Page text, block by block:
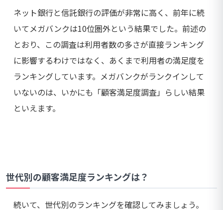
ネット銀行と信託銀行の評価が非常に高く、前年に続
いてメガバンクは10位圏外という結果でした。前述の
とおり、この調査は利用者数の多さが直接ランキング
に影響するわけではなく、あくまで利用者の満足度を
ランキングしています。メガバンクがランクインして
いないのは、いかにも「顧客満足度調査」らしい結果
といえます。
世代別の顧客満足度ランキングは？
続いて、世代別のランキングを確認してみましょう。